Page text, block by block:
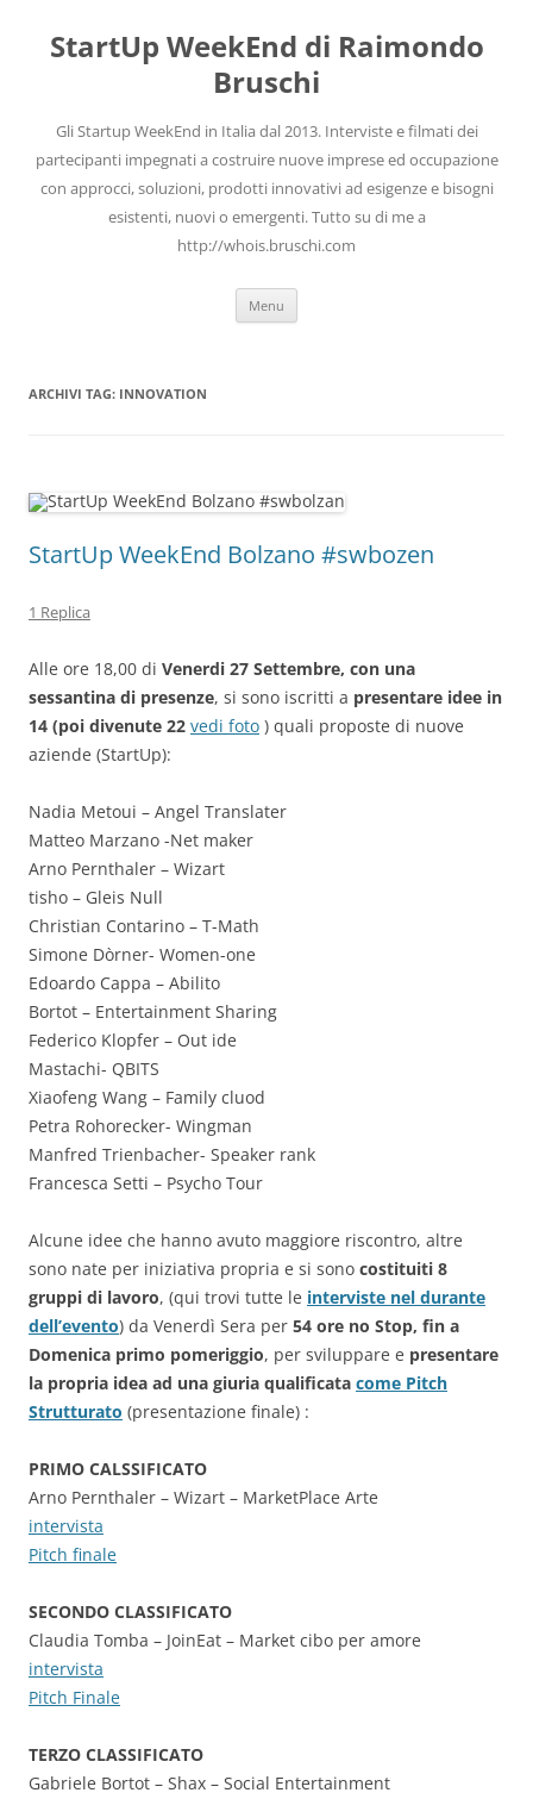
contenuto
StartUp WeekEnd di Raimondo
Bruschi
Gli Startup WeekEnd in Italia dal 2013. Interviste e filmati dei
partecipanti impegnati a costruire nuove imprese ed occupazione
con approcci, soluzioni, prodotti innovativi ad esigenze e bisogni
esistenti, nuovi o emergenti. Tutto su di me a
http://whois.bruschi.com
Menu
ARCHIVI TAG: INNOVATION
StartUp WeekEnd Bolzano #swbozen
1 Replica
Alle ore 18,00 di Venerdi 27 Settembre, con una
sessantina di presenze, si sono iscritti a presentare idee in
14 (poi divenute 22 vedi foto ) quali proposte di nuove
aziende (StartUp):
Nadia Metoui – Angel Translater
Matteo Marzano -Net maker
Arno Pernthaler – Wizart
tisho – Gleis Null
Christian Contarino – T-Math
Simone Dòrner- Women-one
Edoardo Cappa – Abilito
Bortot – Entertainment Sharing
Federico Klopfer – Out ide
Mastachi- QBITS
Xiaofeng Wang – Family cluod
Petra Rohorecker- Wingman
Manfred Trienbacher- Speaker rank
Francesca Setti – Psycho Tour
Alcune idee che hanno avuto maggiore riscontro, altre
sono nate per iniziativa propria e si sono costituiti 8
gruppi di lavoro, (qui trovi tutte le interviste nel durante
dell’evento) da Venerdì Sera per 54 ore no Stop, fin a
Domenica primo pomeriggio, per sviluppare e presentare
la propria idea ad una giuria qualificata come Pitch
Strutturato (presentazione finale) :
PRIMO CALSSIFICATO
Arno Pernthaler – Wizart – MarketPlace Arte
intervista
Pitch finale
SECONDO CLASSIFICATO
Claudia Tomba – JoinEat – Market cibo per amore
intervista
Pitch Finale
TERZO CLASSIFICATO
Gabriele Bortot – Shax – Social Entertainment